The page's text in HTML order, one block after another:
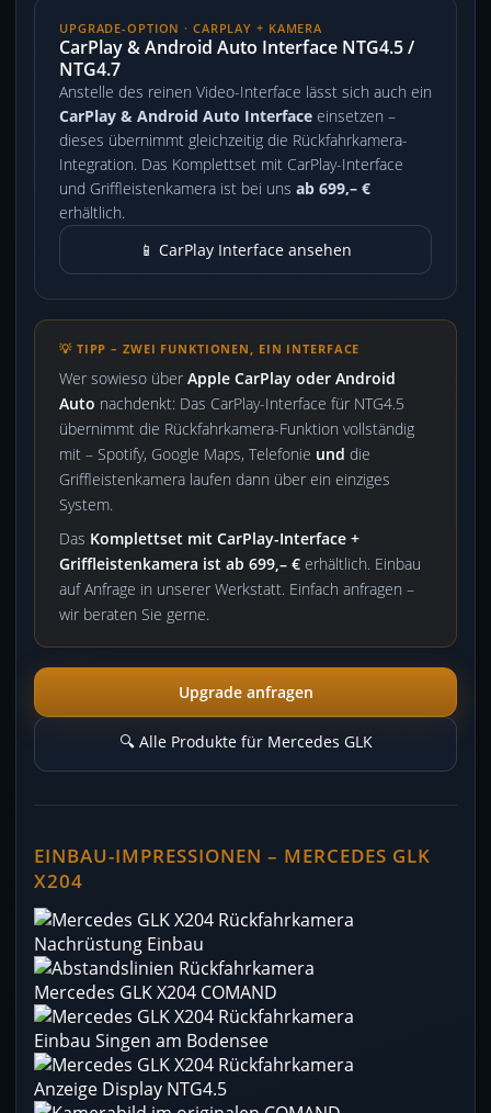
UPGRADE-OPTION · CARPLAY + KAMERA
CarPlay & Android Auto Interface NTG4.5 /
NTG4.7
Anstelle des reinen Video-Interface lässt sich auch ein
CarPlay & Android Auto Interface einsetzen –
dieses übernimmt gleichzeitig die Rückfahrkamera-
Integration. Das Komplettset mit CarPlay-Interface
und Griffleistenkamera ist bei uns ab 699,– €
erhältlich.
📱 CarPlay Interface ansehen
💡 TIPP – ZWEI FUNKTIONEN, EIN INTERFACE
Wer sowieso über Apple CarPlay oder Android
Auto nachdenkt: Das CarPlay-Interface für NTG4.5
übernimmt die Rückfahrkamera-Funktion vollständig
mit – Spotify, Google Maps, Telefonie und die
Griffleistenkamera laufen dann über ein einziges
System.
Das Komplettset mit CarPlay-Interface +
Griffleistenkamera ist ab 699,– € erhältlich. Einbau
auf Anfrage in unserer Werkstatt. Einfach anfragen –
wir beraten Sie gerne.
Upgrade anfragen
🔍 Alle Produkte für Mercedes GLK
EINBAU-IMPRESSIONEN – MERCEDES GLK
X204